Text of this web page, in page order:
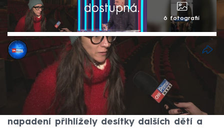
dostupná.
6 fotografií
Kristýna Vacenovská
5. úno 2025, 20:56
Brutální šikana dvanáctileté školačky na
Hodonínsku otřásla i světem showbyznysu.
Známé tváře znechutilo zejména to, že
napadení přihlížely desítky dalších dětí a